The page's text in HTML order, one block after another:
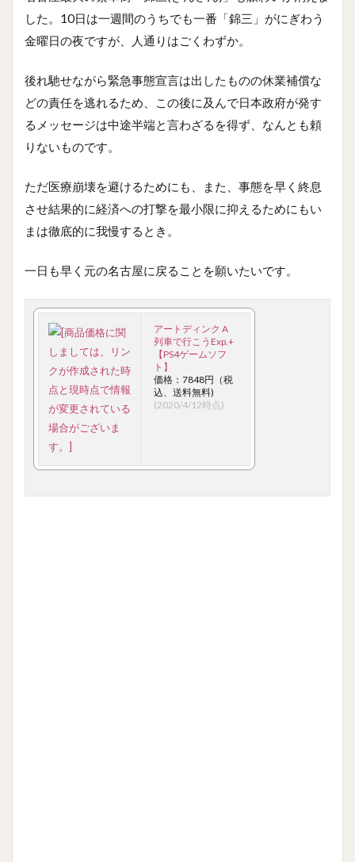
した。10日は一週間のうちでも一番「錦三」がにぎわう
金曜日の夜ですが、人通りはごくわずか。
後れ馳せながら緊急事態宣言は出したものの休業補償な
どの責任を逃れるため、この後に及んで日本政府が発す
るメッセージは中途半端と言わざるを得ず、なんとも頼
りないものです。
ただ医療崩壊を避けるためにも、また、事態を早く終息
させ結果的に経済への打撃を最小限に抑えるためにもい
まは徹底的に我慢するとき。
一日も早く元の名古屋に戻ることを願いたいです。
アートディンク A
列車で行こうExp.+
【PS4ゲームソフ
ト】
価格：7848円（税
込、送料無料)
(2020/4/12時点)